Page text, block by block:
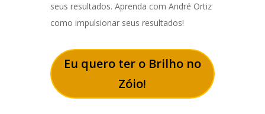
seus resultados. Aprenda com André Ortiz
como impulsionar seus resultados!
Eu quero ter o Brilho no
Zóio!